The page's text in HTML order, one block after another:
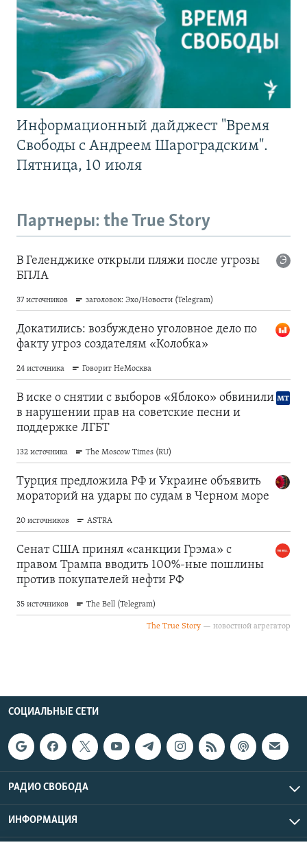
Информационный дайджест "Время
Свободы с Андреем Шароградским".
Пятница, 10 июля
Партнеры: the True Story
СОЦИАЛЬНЫЕ СЕТИ
РАДИО СВОБОДА
ИНФОРМАЦИЯ